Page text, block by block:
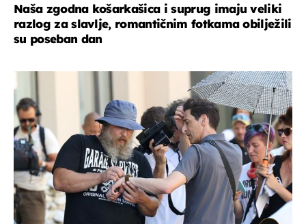
Naša zgodna košarkašica i suprug imaju veliki
razlog za slavlje, romantičnim fotkama obilježili
su poseban dan